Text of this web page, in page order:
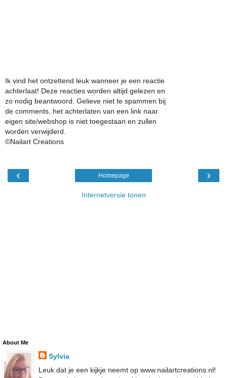
Ik vind het ontzettend leuk wanneer je een reactie
achterlaat! Deze reacties worden altijd gelezen en
zo nodig beantwoord. Gelieve niet te spammen bij
de comments, het achterlaten van een link naar
eigen site/webshop is niet toegestaan en zullen
worden verwijderd.
©Nailart Creations
‹ ›
Homepage
Internetversie tonen
About Me
Sylvia
Leuk dat je een kijkje neemt op www.nailartcreations.nl!